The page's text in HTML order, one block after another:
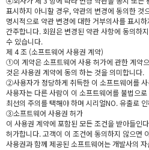
표시하지 아니할 경우, 약관의 변경에 동의한 것
명시적으로 약관 변경에 대한 거부의사를 표시
간주합니다. 회원은 변경된 약관 사항에 동의하
수 있습니다.
제 4 조 (소프트웨어 사용권 계약)
①이 계약은 소프트웨어 사용 허가에 관한 계약
것은 사용권 계약에 동의 하는 것을 의미합니다.
②사용자가 정당하게 취득한 이 소프트웨어를
사용자는 다른 사람이 이 소프트웨어를 불법으
최선의 주의를 택해야 하며 시리얼NO. 유출로
③소프트웨어 사용권 허가
이 사용권 계약에 포함된 모든 조건을 받아들인
허가합니다. 고객이 이 조건에 동의하지 않으면
사용권과 함께 제공된 소프트웨어는 개발사의